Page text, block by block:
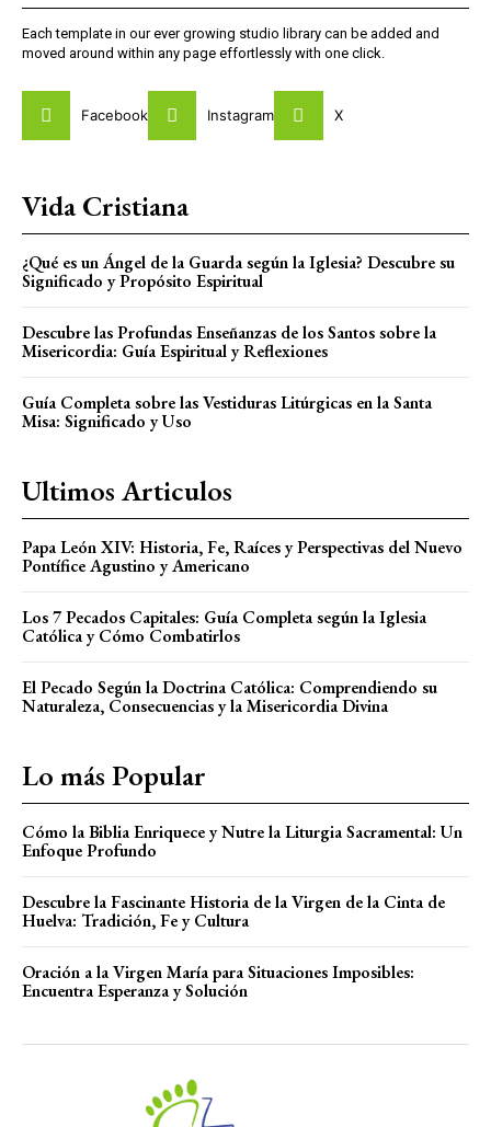
Each template in our ever growing studio library can be added and
moved around within any page effortlessly with one click.
Facebook Instagram X
Vida Cristiana
¿Qué es un Ángel de la Guarda según la Iglesia? Descubre su
Significado y Propósito Espiritual
Descubre las Profundas Enseñanzas de los Santos sobre la
Misericordia: Guía Espiritual y Reflexiones
Guía Completa sobre las Vestiduras Litúrgicas en la Santa
Misa: Significado y Uso
Ultimos Articulos
Papa León XIV: Historia, Fe, Raíces y Perspectivas del Nuevo
Pontífice Agustino y Americano
Los 7 Pecados Capitales: Guía Completa según la Iglesia
Católica y Cómo Combatirlos
El Pecado Según la Doctrina Católica: Comprendiendo su
Naturaleza, Consecuencias y la Misericordia Divina
Lo más Popular
Cómo la Biblia Enriquece y Nutre la Liturgia Sacramental: Un
Enfoque Profundo
Descubre la Fascinante Historia de la Virgen de la Cinta de
Huelva: Tradición, Fe y Cultura
Oración a la Virgen María para Situaciones Imposibles:
Encuentra Esperanza y Solución